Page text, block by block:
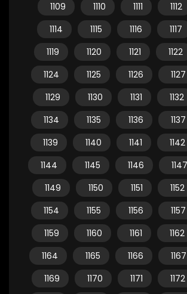
1109
1110 1111 1112
1114
1115 1116 1117
1119
1120 1121 1122
1124
1125 1126 1127
1129
1130 1131 1132
1134
1135 1136 1137
1139
1140 1141 1142
1144
1145 1146 1147
1149
1150 1151 1152
1154
1155 1156 1157
1159
1160 1161 1162
1164
1165 1166 1167
1169
1170 1171 1172